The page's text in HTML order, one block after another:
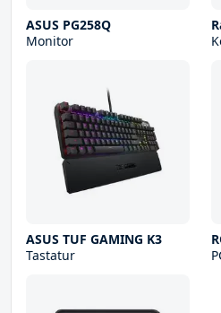
ASUS PG258Q
Monitor
ASUS TUF GAMING K3
Tastatur